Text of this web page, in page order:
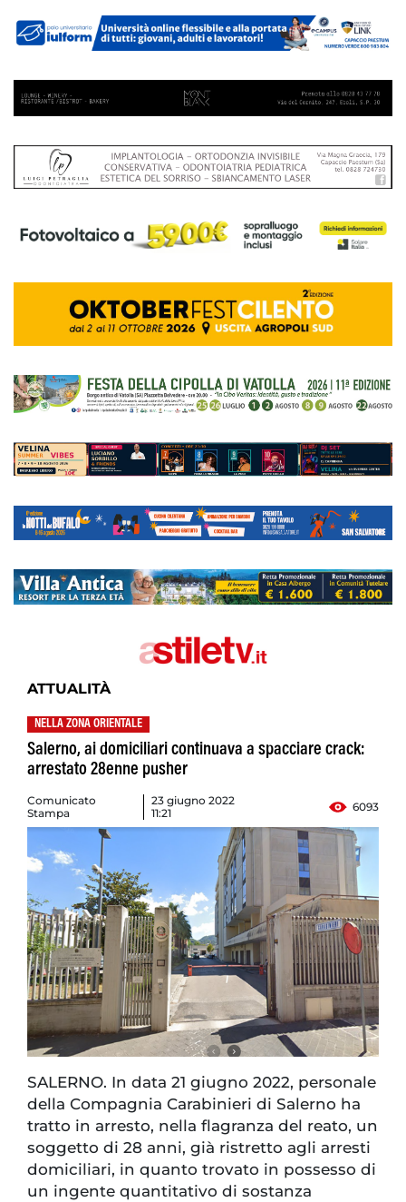
ATTUALITÀ
NELLA ZONA ORIENTALE
Salerno, ai domiciliari continuava a spacciare crack:
arrestato 28enne pusher
Comunicato
Stampa
23 giugno 2022
11:21
6093
SALERNO. In data 21 giugno 2022, personale
della Compagnia Carabinieri di Salerno ha
tratto in arresto, nella flagranza del reato, un
soggetto di 28 anni, già ristretto agli arresti
domiciliari, in quanto trovato in possesso di
un ingente quantitativo di sostanza